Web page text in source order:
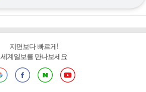
지면보다 빠르게!
세계일보를 만나보세요